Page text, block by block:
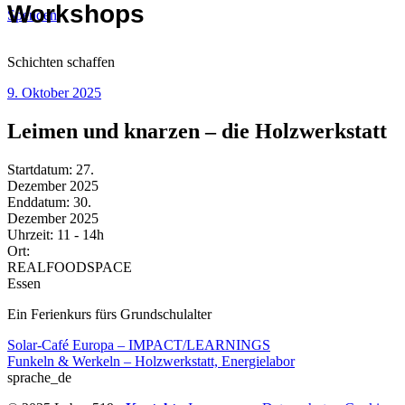
Spenden
content
Schichten schaffen
9. Oktober 2025
Leimen und knarzen – die Holzwerkstatt
Startdatum: 27.
Dezember 2025
Enddatum: 30.
Dezember 2025
Uhrzeit: 11 - 14h
Ort:
REALFOODSPACE
Essen
Workshops
Ein Ferienkurs fürs Grundschulalter
Beitragsnavigation
Solar-Café Europa – IMPACT/LEARNINGS
Funkeln & Werkeln – Holzwerkstatt, Energielabor
sprache_de